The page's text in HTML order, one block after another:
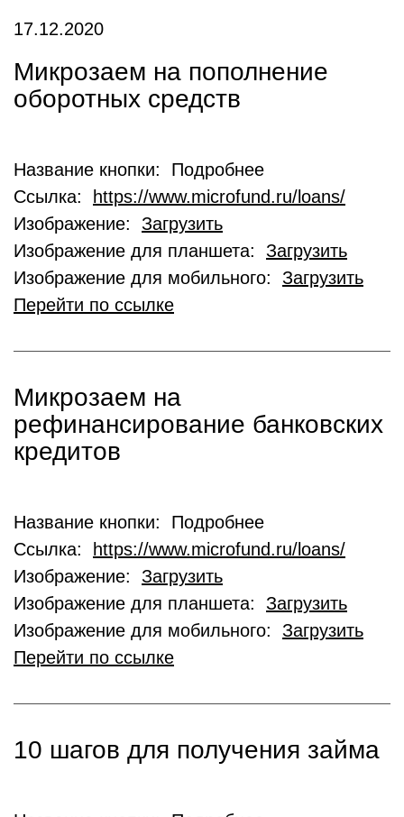
17.12.2020
Микрозаем на пополнение
оборотных средств
Название кнопки: Подробнее
Ссылка:
https://www.microfund.ru/loans/
Изображение: Загрузить
Изображение для планшета: Загрузить
Изображение для мобильного: Загрузить
Перейти по ссылке
Микрозаем на
рефинансирование банковских
кредитов
Название кнопки: Подробнее
Ссылка:
https://www.microfund.ru/loans/
Изображение: Загрузить
Изображение для планшета: Загрузить
Изображение для мобильного: Загрузить
Перейти по ссылке
10 шагов для получения займа